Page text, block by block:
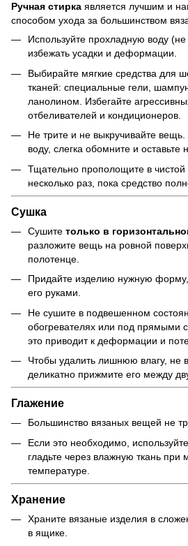
Ручная стирка является лучшим и
способом ухода за большинством
Используйте прохладную воду
избежать усадки и деформации.
Выбирайте мягкие средства для
тканей: специальные гели,
ланолином. Избегайте
отбеливателей и кондиционеров.
Не трите и не выкручивайте вещь.
воду, слегка обомните и оставьте
Тщательно прополощите в
несколько раз, пока средство
Сушка
Сушите только в
разложите вещь на ровной
полотенце.
Придайте изделию нужную форму,
его руками.
Не сушите в подвешенном
обогревателях или под
это приводит к деформации и
Чтобы удалить лишнюю влагу, не
деликатно прижмите его между
Глажение
Большинство вязаных вещей не
Если это необходимо,
гладьте через влажную ткань при
температуре.
Хранение
Храните вязаные изделия в
в ящике.